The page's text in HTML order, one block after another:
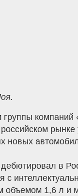
компаний
новых
в
с
объемом 1,6 л и